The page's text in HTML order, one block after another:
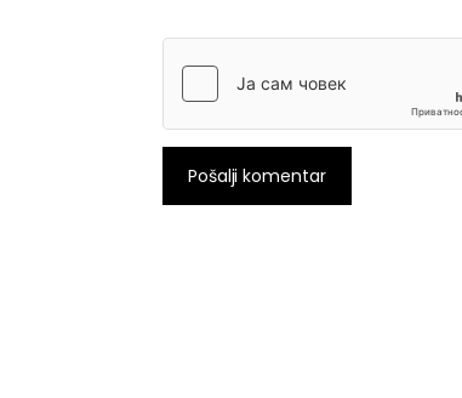
Pošalji komentar